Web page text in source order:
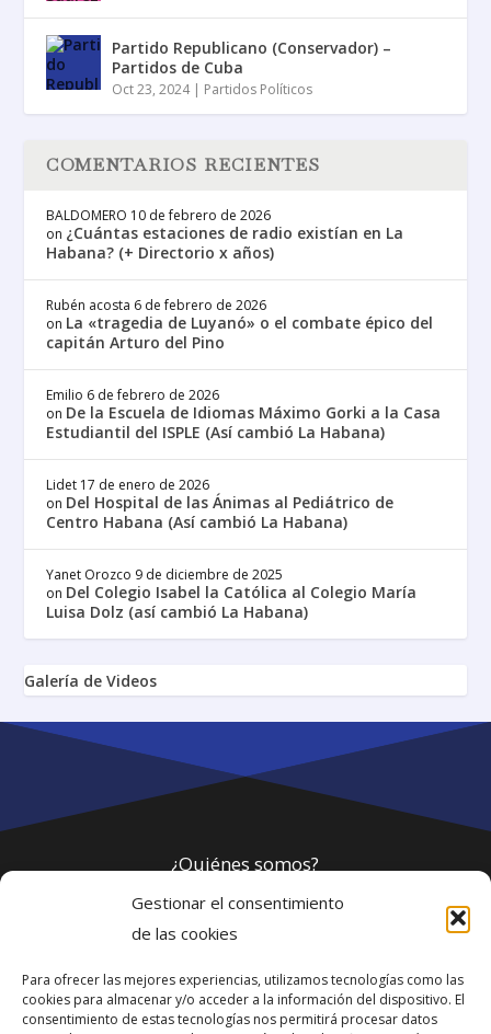
Gestionar el consentimiento
de las cookies
Para ofrecer las mejores experiencias, utilizamos tecnologías como las
cookies para almacenar y/o acceder a la información del dispositivo. El
consentimiento de estas tecnologías nos permitirá procesar datos
Partido Republicano (Conservador) –
Partidos de Cuba
Oct 23, 2024| Partidos Políticos
COMENTARIOS RECIENTES
BALDOMERO 10 de febrero de 2026
on ¿Cuántas estaciones de radio existían en La
Habana? (+ Directorio x años)
Rubén acosta 6 de febrero de 2026
on La «tragedia de Luyanó» o el combate épico del
capitán Arturo del Pino
Emilio 6 de febrero de 2026
on De la Escuela de Idiomas Máximo Gorki a la Casa
Estudiantil del ISPLE (Así cambió La Habana)
Lidet 17 de enero de 2026
on Del Hospital de las Ánimas al Pediátrico de
Centro Habana (Así cambió La Habana)
Yanet Orozco 9 de diciembre de 2025
on Del Colegio Isabel la Católica al Colegio María
Luisa Dolz (así cambió La Habana)
Galería de Videos
¿Quiénes somos?
Política de privacidad
Webmaster
soporte@fotosdlahabana.com